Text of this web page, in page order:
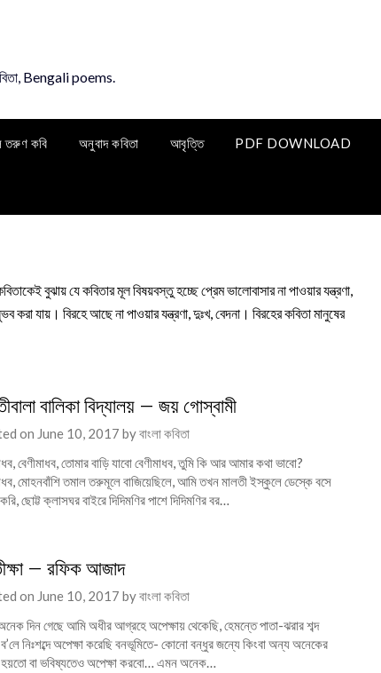
Bengali poems.
তরুণ কবি অনুবাদ কবিতা আবৃত্তি PDF DOWNLOAD
যে কবিতার মূল বিষয়বস্তু হচ্ছে প্রেম ভালোবাসার না পাওয়ার যন্ত্রণা,
যায়। বিরহে আছে না পাওয়ার যন্ত্রণা, দুঃখ, বেদনা। বিরহের কবিতা মানুষের
বালিকা বিদ্যালয় – জয় গোস্বামী
on June 10, 2017 byবাংলা কবিতা
বেণীমাধব, তোমার বাড়ি যাবো বেণীমাধব, তুমি কি আর আমার কথা ভাবো?
মোহনবাঁশি তমাল তরুমূলে বাজিয়েছিলে, আমি তখন মালতী ইস্কুলে ডেস্কে বসে
ছোট্ট ক্লাসঘর বাইরে দিদিমণির পাশে দিদিমণির বর…
– রফিক আজাদ
on June 10, 2017 byবাংলা কবিতা
দিন গেছে আমি অধীর আগ্রহে অপেক্ষায় থেকেছি, হেমন্তে পাতা-ঝরার শব্দ
নিঃশব্দে অপেক্ষা করেছি বনভূমিতে- কোনো বন্ধুর জন্যে কিংবা অন্য অনেকের
বা ভবিষ্যতেও অপেক্ষা করবো… এমন অনেক…